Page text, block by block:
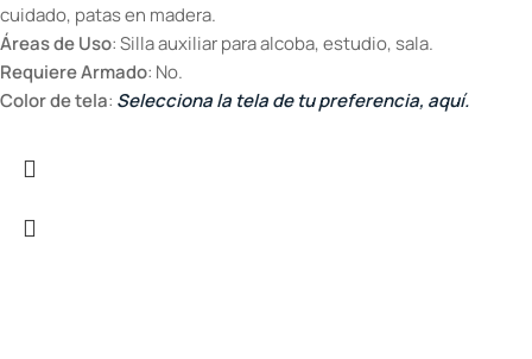
cuidado, patas en madera.
Áreas de Uso: Silla auxiliar para alcoba, estudio, sala.
Requiere Armado: No.
Color de tela: Selecciona la tela de tu preferencia, aquí.